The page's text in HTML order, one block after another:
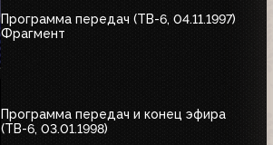
Программа передач (ТВ-6, 04.11.1997)
Фрагмент
Программа передач и конец эфира
(ТВ-6, 03.01.1998)